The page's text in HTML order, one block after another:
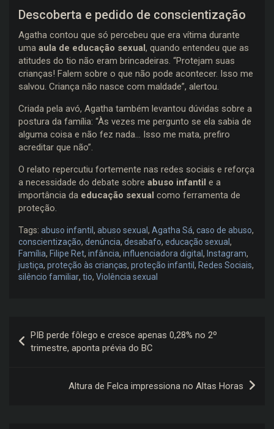
Descoberta e pedido de conscientização
Agatha contou que só percebeu que era vítima durante
uma aula de educação sexual, quando entendeu que as
atitudes do tio não eram brincadeiras. “Protejam suas
crianças! Falem sobre o que não pode acontecer. Isso me
salvou. Criança não nasce com maldade”, alertou.
Criada pela avó, Agatha também levantou dúvidas sobre a
postura da família: “Às vezes me pergunto se ela sabia de
alguma coisa e não fez nada… Isso me mata, prefiro
acreditar que não”.
O relato repercutiu fortemente nas redes sociais e reforça
a necessidade do debate sobre abuso infantil e a
importância da educação sexual como ferramenta de
proteção.
Tags: abuso infantil , abuso sexual , Agatha Sá, caso de abuso,
conscientização, denúncia, desabafo, educação sexual ,
Família, Filipe Ret, infância, influenciadora digital , Instagram,
justiça, proteção às crianças, proteção infantil , Redes Sociais,
silêncio familiar, tio, Violência sexual
de
PIB perde fôlego e cresce apenas 0,28% no 2º
trimestre, aponta prévia do BC
Altura de Felca impressiona no Altas Horas